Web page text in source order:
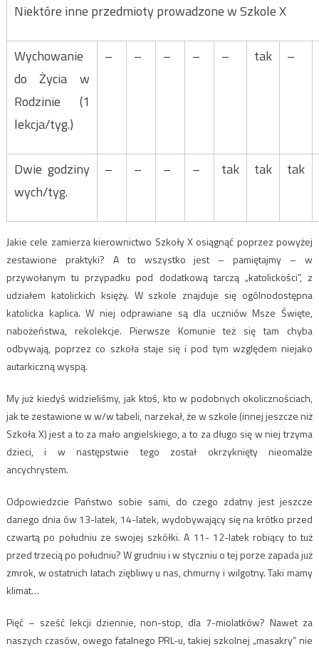
Niektóre inne przedmioty prowadzone w Szkole X
Wychowanie
do Życia w
Rodzinie (1
lekcja/tyg.)
– – – – – tak –
Dwie godziny
wych/tyg.
– – – – tak tak tak
Jakie cele zamierza kierownictwo Szkoły X osiągnąć poprzez powyżej
zestawione praktyki? A to wszystko jest – pamiętajmy – w
przywołanym tu przypadku pod dodatkową tarczą „katolickości”, z
udziałem katolickich księży. W szkole znajduje się ogólnodostępna
katolicka kaplica. W niej odprawiane są dla uczniów Msze Święte,
nabożeństwa, rekolekcje. Pierwsze Komunie też się tam chyba
odbywają, poprzez co szkoła staje się i pod tym względem niejako
autarkiczną wyspą.
My już kiedyś widzieliśmy, jak ktoś, kto w podobnych okolicznościach,
jak te zestawione w w/w tabeli, narzekał, że w szkole (innej jeszcze niż
Szkoła X) jest a to za mało angielskiego, a to za długo się w niej trzyma
dzieci, i w następstwie tego został okrzyknięty nieomalże
ancychrystem.
Odpowiedzcie Państwo sobie sami, do czego zdatny jest jeszcze
danego dnia ów 13-latek, 14-latek, wydobywający się na krótko przed
czwartą po południu ze swojej szkółki. A 11- 12-latek robiący to tuż
przed trzecią po południu? W grudniu i w styczniu o tej porze zapada już
zmrok, w ostatnich latach ziębliwy u nas, chmurny i wilgotny. Taki mamy
klimat…
Pięć – sześć lekcji dziennie, non-stop, dla 7-miolatków? Nawet za
naszych czasów, owego fatalnego PRL-u, takiej szkolnej „masakry” nie